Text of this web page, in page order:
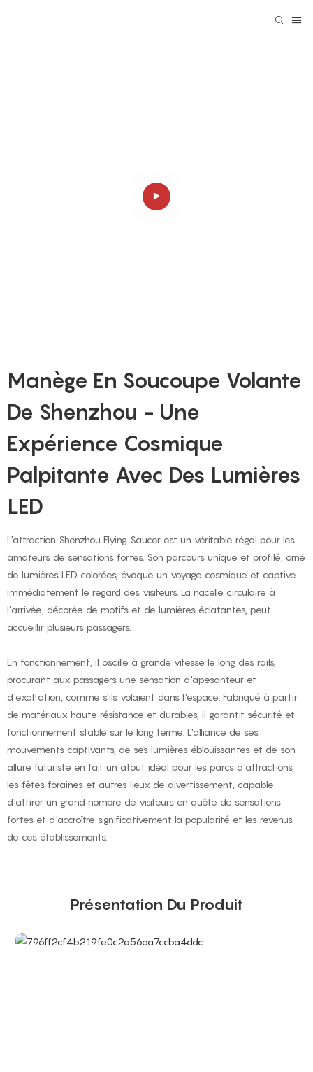
Manège En Soucoupe Volante
De Shenzhou - Une
Expérience Cosmique
Palpitante Avec Des Lumières
LED
L'attraction Shenzhou Flying Saucer est un véritable régal pour les
amateurs de sensations fortes. Son parcours unique et profilé, orné
de lumières LED colorées, évoque un voyage cosmique et captive
immédiatement le regard des visiteurs. La nacelle circulaire à
l'arrivée, décorée de motifs et de lumières éclatantes, peut
accueillir plusieurs passagers.
En fonctionnement, il oscille à grande vitesse le long des rails,
procurant aux passagers une sensation d'apesanteur et
d'exaltation, comme s'ils volaient dans l'espace. Fabriqué à partir
de matériaux haute résistance et durables, il garantit sécurité et
fonctionnement stable sur le long terme. L'alliance de ses
mouvements captivants, de ses lumières éblouissantes et de son
allure futuriste en fait un atout idéal pour les parcs d'attractions,
les fêtes foraines et autres lieux de divertissement, capable
d'attirer un grand nombre de visiteurs en quête de sensations
fortes et d'accroître significativement la popularité et les revenus
de ces établissements.
Présentation Du Produit